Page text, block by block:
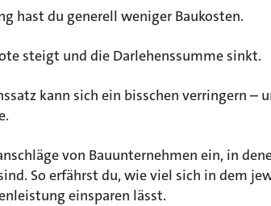
hast du generell weniger Baukosten.
steigt und die Darlehenssumme sinkt.
kann sich ein bisschen verringern –
von Bauunternehmen ein, in
So erfährst du, wie viel sich in dem
einsparen lässt.